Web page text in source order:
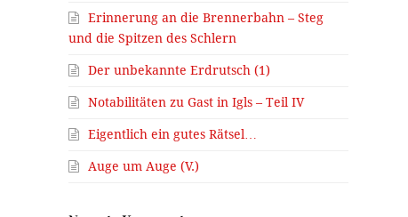
Erinnerung an die Brennerbahn – Steg
und die Spitzen des Schlern
Der unbekannte Erdrutsch (1)
Notabilitäten zu Gast in Igls – Teil IV
Eigentlich ein gutes Rätsel…
Auge um Auge (V.)